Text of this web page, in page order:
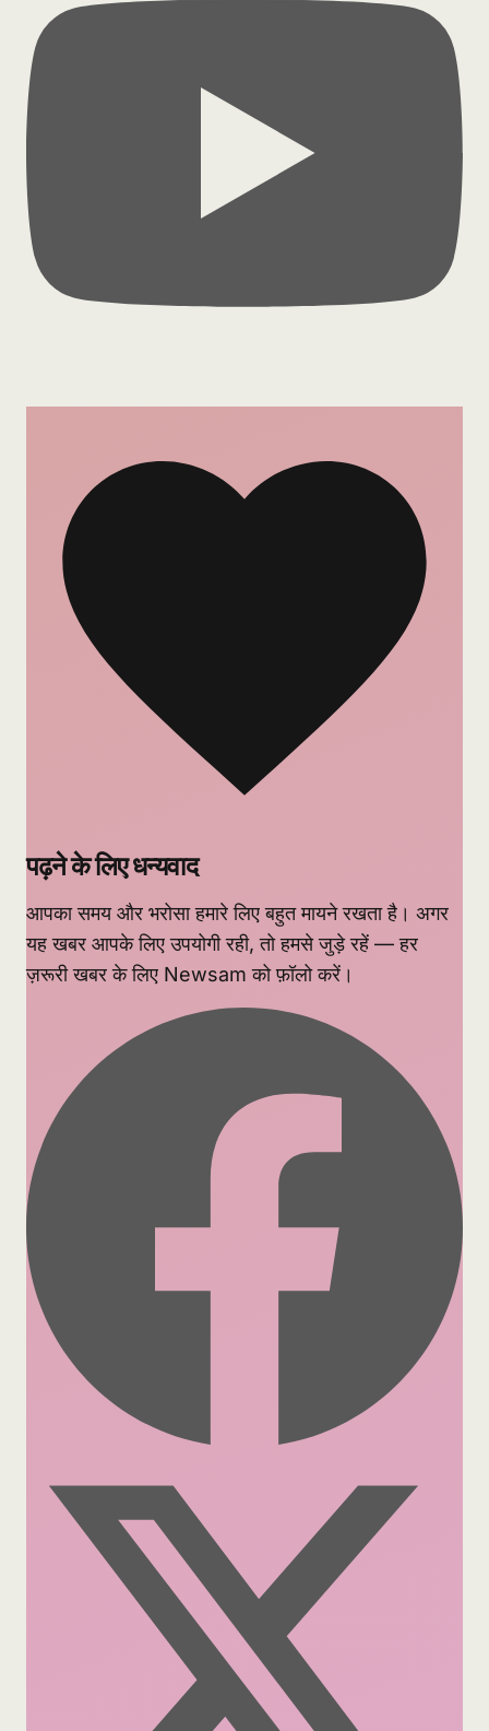
पढ़ने के लिए धन्यवाद
आपका समय और भरोसा हमारे लिए बहुत मायने रखता है। अगर
यह खबर आपके लिए उपयोगी रही, तो हमसे जुड़े रहें — हर
ज़रूरी खबर के लिए Newsam को फ़ॉलो करें।